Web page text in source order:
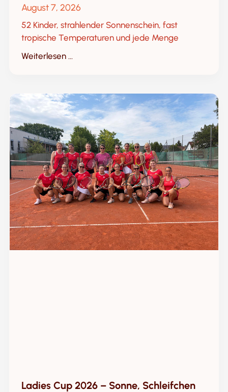
August 7, 2026
52 Kinder, strahlender Sonnenschein, fast
tropische Temperaturen und jede Menge
Weiterlesen ...
Ladies Cup 2026 – Sonne, Schleifchen